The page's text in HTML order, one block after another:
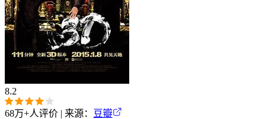
8.2
68万+人评价 | 来源： 豆瓣